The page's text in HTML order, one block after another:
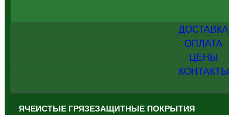
ДОСТАВКА
ОПЛАТА
ЦЕНЫ
КОНТАКТЫ
ЯЧЕИСТЫЕ ГРЯЗЕЗАЩИТНЫЕ ПОКРЫТИЯ